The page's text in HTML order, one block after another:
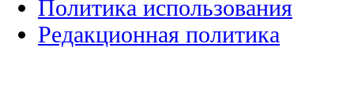
Политика использования
Редакционная политика